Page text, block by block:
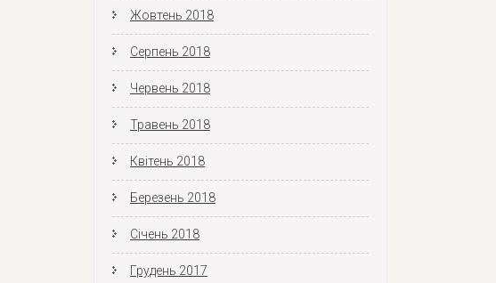
Жовтень 2018
Серпень 2018
Червень 2018
Травень 2018
Квітень 2018
Березень 2018
Січень 2018
Грудень 2017